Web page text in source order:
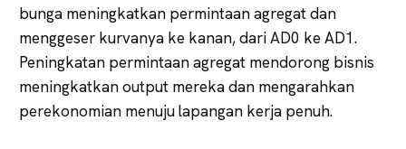
bunga meningkatkan permintaan agregat dan
menggeser kurvanya ke kanan, dari AD0 ke AD1.
Peningkatan permintaan agregat mendorong bisnis
meningkatkan output mereka dan mengarahkan
perekonomian menuju lapangan kerja penuh.